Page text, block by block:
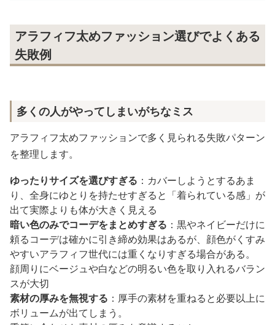
アラフィフ太めファッション選びでよくある
失敗例
多くの人がやってしまいがちなミス
アラフィフ太めファッションで多く見られる失敗パターン
を整理します。
ゆったりサイズを選びすぎる ：カバーしようとするあま
り、全身にゆとりを持たせすぎると「着られている感」が
出て実際よりも体が大きく見える
暗い色のみでコーデをまとめすぎる ：黒やネイビーだけに
頼るコーデは確かに引き締め効果はあるが、顔色がくすみ
やすいアラフィフ世代には重くなりすぎる場合がある。
顔周りにベージュや白などの明るい色を取り入れるバラン
スが大切
素材の厚みを無視する ：厚手の素材を重ねると必要以上に
ボリュームが出てしまう。